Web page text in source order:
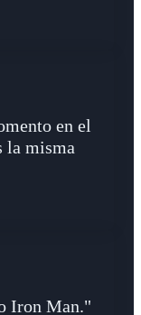
en el
la misma
Iron Man."